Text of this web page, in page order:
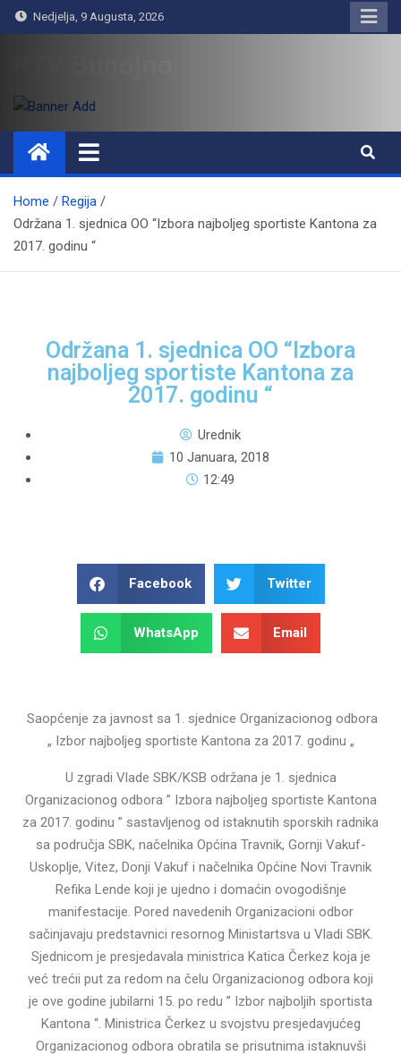
Nedjelja, 9 Augusta, 2026
Home
Regija
Održana 1. sjednica OO “Izbora najboljeg sportiste Kantona za
2017. godinu “
Održana 1. sjednica OO “Izbora
najboljeg sportiste Kantona za
2017. godinu “
Urednik
10 Januara, 2018
12:49
Facebook Twitter
WhatsApp Email
Saopćenje za javnost sa 1. sjednice Organizacionog odbora
„ Izbor najboljeg sportiste Kantona za 2017. godinu „
U zgradi Vlade SBK/KSB održana je 1. sjednica
Organizacionog odbora ” Izbora najboljeg sportiste Kantona
za 2017. godinu ” sastavljenog od istaknutih sporskih radnika
sa područja SBK, načelnika Općina Travnik, Gornji Vakuf-
Uskoplje, Vitez, Donji Vakuf i načelnika Općine Novi Travnik
Refika Lende koji je ujedno i domaćin ovogodišnje
manifestacije. Pored navedenih Organizacioni odbor
sačinjavaju predstavnici resornog Ministartsva u Vladi SBK.
Sjednicom je presjedavala ministrica Katica Čerkez koja je
već trećii put za redom na čelu Organizacionog odbora koji
je ove godine jubilarni 15. po redu ” Izbor najboljih sportista
Kantona “. Ministrica Čerkez u svojstvu presjedavjućeg
Organizacionog odbora obratila se prisutnima istaknuvši